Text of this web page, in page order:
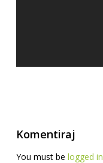
Komentiraj
You must be logged in